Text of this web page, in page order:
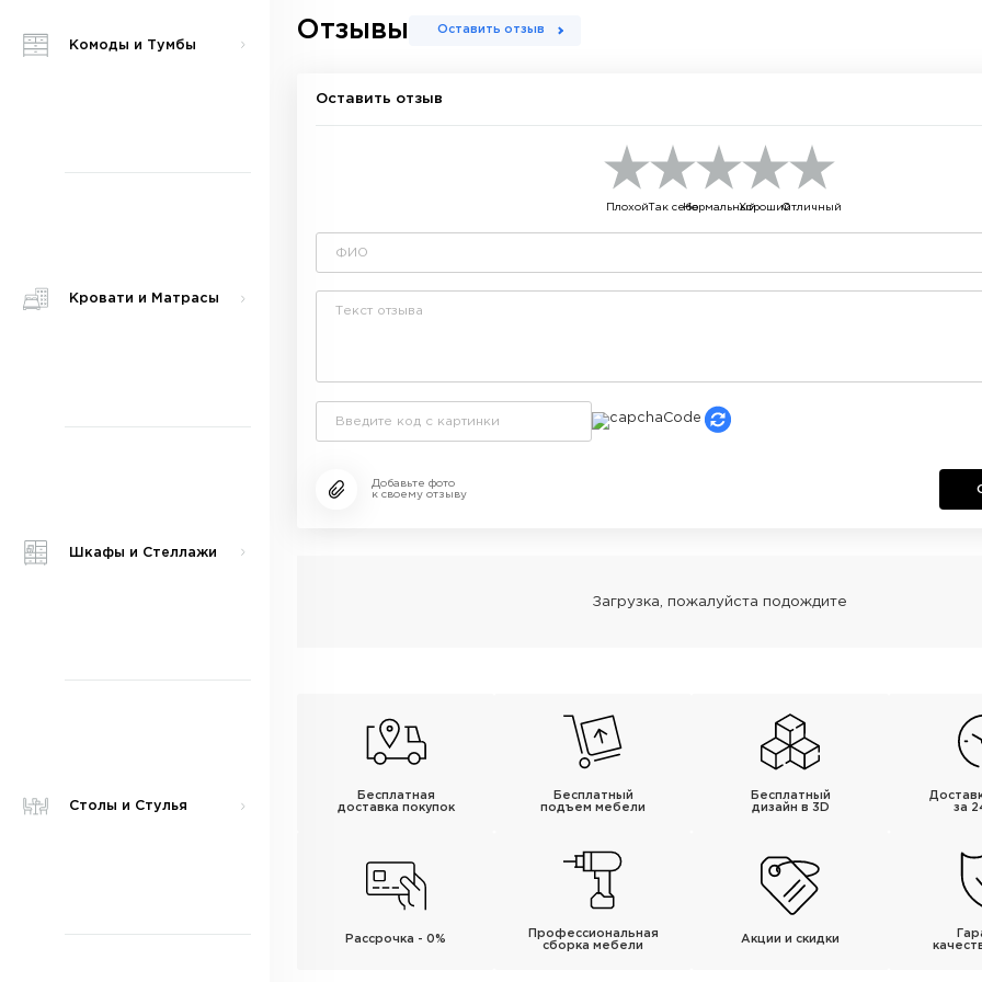
Комоды и Тумбы
Кровати и Матрасы
Шкафы и Стеллажи
Столы и Стулья
Отзывы Оставить отзыв
Оставить отзыв
Отличный
Хороший
Нормальный
Так себе
Плохой
Добавьте фото
к своему отзыву
Бесплатная
доставка покупок
Бесплатный
подъем мебели
Бесплатный
дизайн в 3D
за
Рассрочка - 0%
Профессиональная
сборка мебели
Акции и скидки